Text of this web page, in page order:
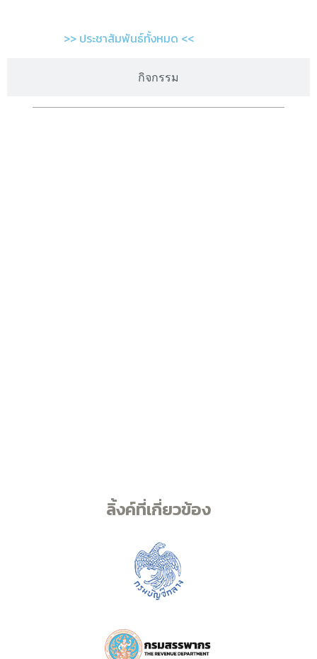
กิจกรรม
>> ประชาสัมพันธ์ทั้งหมด <<
ลิ้งค์ที่เกี่ยวข้อง